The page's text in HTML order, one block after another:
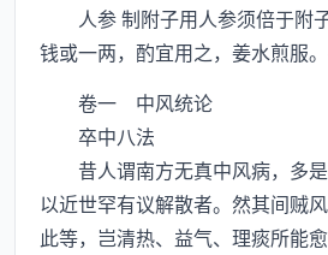
人参 制附子用人参须倍于附
钱或一两，酌宜用之，姜水煎服。
卷一 中风统论
卒中八法
昔人谓南方无真中风病，多是
以近世罕有议解散者。然其间贼
此等，岂清热、益气、理痰所能